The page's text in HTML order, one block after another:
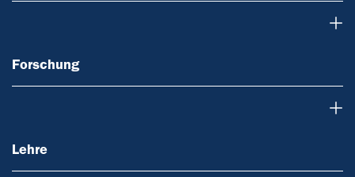
Forschung
Lehre